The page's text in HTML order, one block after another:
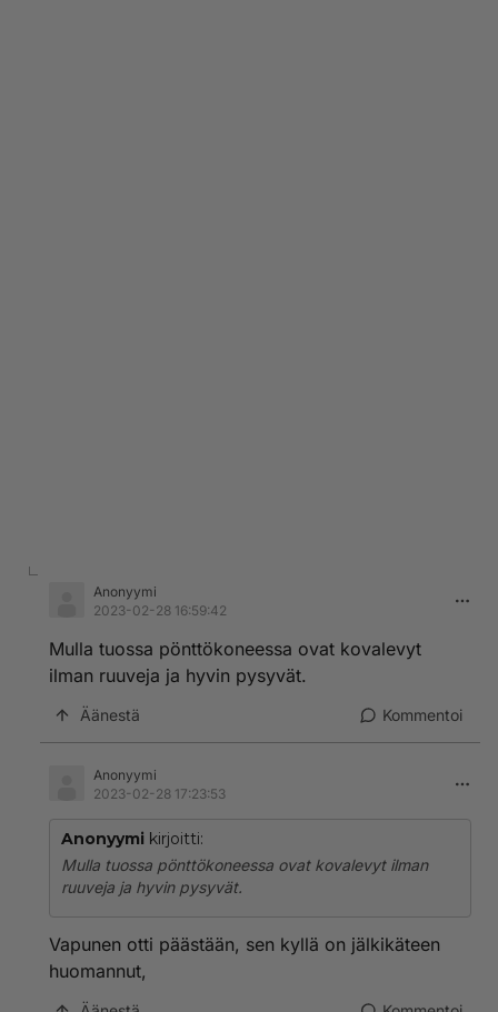
Anonyymi
2023-02-28 16:59:42
Mulla tuossa pönttökoneessa ovat kovalevyt
ilman ruuveja ja hyvin pysyvät.
Äänestä Kommentoi
Anonyymi
2023-02-28 17:23:53
Anonyymi kirjoitti:
Mulla tuossa pönttökoneessa ovat kovalevyt ilman
ruuveja ja hyvin pysyvät.
Vapunen otti päästään, sen kyllä on jälkikäteen
huomannut,